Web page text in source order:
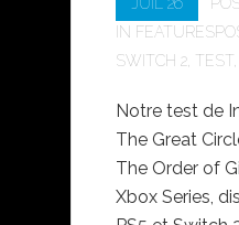
IN
SWITCH 2 TEST
Notre test de
The Great
The Order of
Xbox Series,